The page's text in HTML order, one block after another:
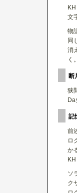
文
物
同
消
く
断
狭
記
前
ロ
か
ソ
ク